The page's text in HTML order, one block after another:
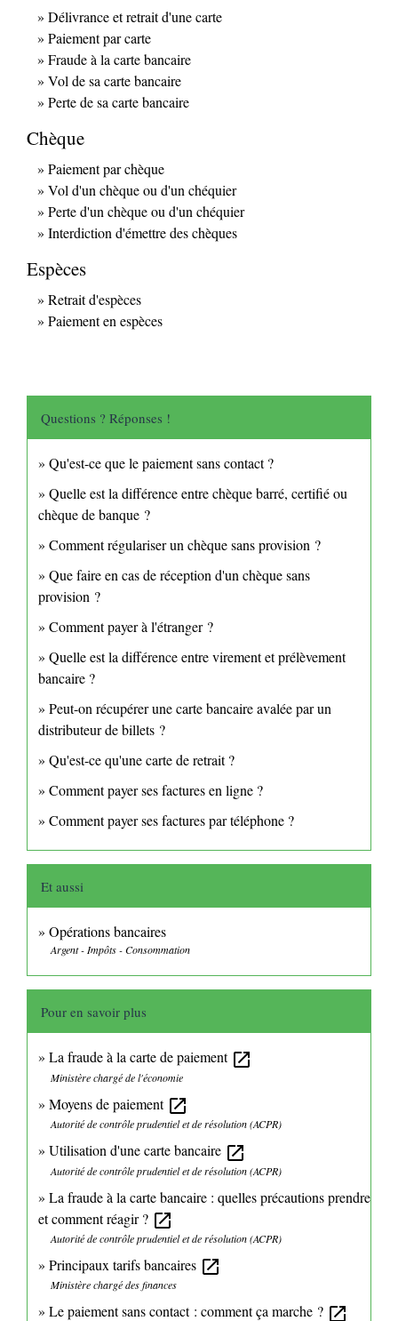
Délivrance et retrait d'une carte
Paiement par carte
Fraude à la carte bancaire
Vol de sa carte bancaire
Perte de sa carte bancaire
Chèque
Paiement par chèque
Vol d'un chèque ou d'un chéquier
Perte d'un chèque ou d'un chéquier
Interdiction d'émettre des chèques
Espèces
Retrait d'espèces
Paiement en espèces
Questions ? Réponses !
Qu'est-ce que le paiement sans contact ?
Quelle est la différence entre chèque barré, certifié ou
chèque de banque ?
Comment régulariser un chèque sans provision ?
Que faire en cas de réception d'un chèque sans
provision ?
Comment payer à l'étranger ?
Quelle est la différence entre virement et prélèvement
bancaire ?
Peut-on récupérer une carte bancaire avalée par un
distributeur de billets ?
Qu'est-ce qu'une carte de retrait ?
Comment payer ses factures en ligne ?
Comment payer ses factures par téléphone ?
Et aussi
Opérations bancaires
Argent - Impôts - Consommation
Pour en savoir plus
La fraude à la carte de paiement open_in_new
Ministère chargé de l'économie
Moyens de paiement open_in_new
Autorité de contrôle prudentiel et de résolution (ACPR)
Utilisation d'une carte bancaire open_in_new
Autorité de contrôle prudentiel et de résolution (ACPR)
La fraude à la carte bancaire : quelles précautions prendre
et comment réagir ? open_in_new
Autorité de contrôle prudentiel et de résolution (ACPR)
Principaux tarifs bancaires open_in_new
Ministère chargé des finances
Le paiement sans contact : comment ça marche ? open_in_new